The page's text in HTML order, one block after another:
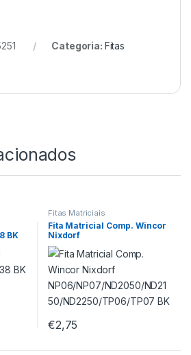
Categoria: Fitas
BK
Fitas Matriciais
Fita Matricial Comp. Wincor
Nixdorf
NP06/NP07/ND2050/ND215
0/ND2250/TP06/TP07 BK
€2,75